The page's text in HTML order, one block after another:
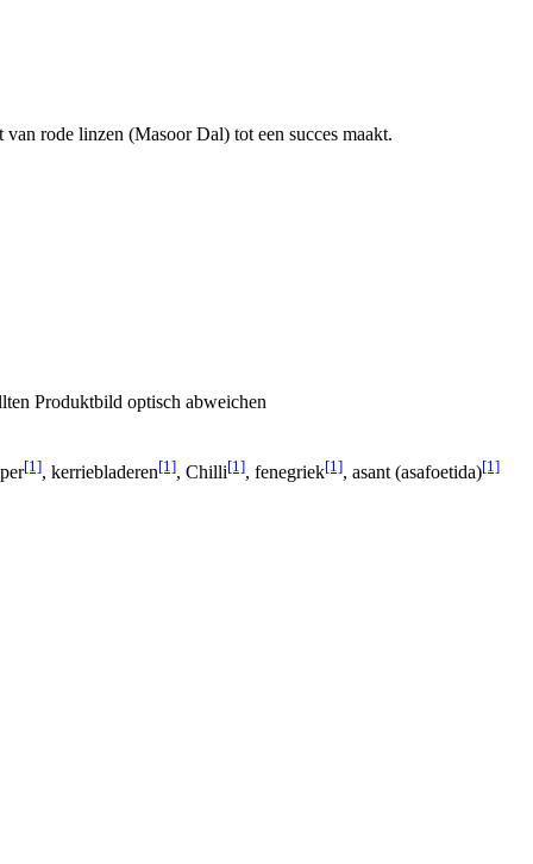
rode linzen (Masoor Dal) tot een succes maakt.
Produktbild optisch abweichen
[1], kerriebladeren[1], Chilli[1], fenegriek[1], asant (asafoetida)[1]